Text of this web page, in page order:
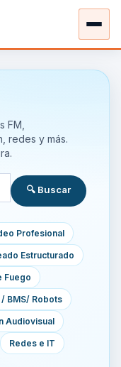
FM,
redes y más.
🔍 Buscar
Profesional
Estructurado
Fuego
BMS/ Robots
Audiovisual
Redes e IT